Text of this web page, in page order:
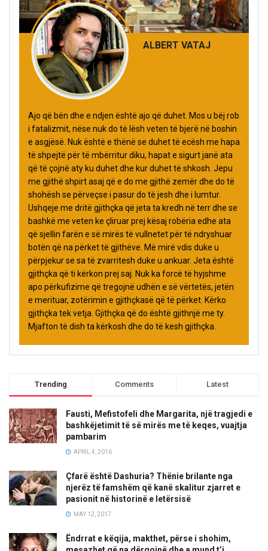
ALBERT VATAJ
Ajo që bën dhe e ndjen është ajo që duhet. Mos u bëj rob
i fatalizmit, nëse nuk do të lësh veten të bjerë në boshin
e asgjësë. Nuk është e thënë se duhet të ecësh me hapa
të shpejtë për të mbërritur diku, hapat e sigurt janë ata
që të çojnë aty ku duhet dhe kur duhet të shkosh. Jepu
me gjithë shpirt asaj që e do me gjithë zemër dhe do të
shohësh se përveçse i pasur do të jesh dhe i lumtur.
Ushqeje me dritë gjithçka që jeta ta kredh në terr dhe se
bashkë me veten ke çliruar prej kësaj robëria edhe ata
që sjellin farën e së mirës të vullnetet për të ndryshuar
botën që na përket të gjithëve. Më mirë vdis duke u
përpjekur se sa të zvarritesh duke u ankuar. Jeta është
gjithçka që ti kërkon prej saj. Nuk ka forcë të hyjshme
apo përkufizime që tregojnë udhën e së vërtetës, jetën
e merituar, zotërimin e gjithçkasë që të përket. Kërko
gjithçka tek vetja. Gjithçka që do është gjithnjë me ty.
Mjafton të dish ta kërkosh dhe do të kesh gjithçka.
Trending Comments Latest
Fausti, Mefistofeli dhe Margarita, një tragjedi e
bashkëjetimit të së mirës me të keqes, vuajtja
pambarim
APRIL 4, 2016
Çfarë është Dashuria? Thënie brilante nga
njerëz të famshëm që kanë skalitur zjarret e
pasionit në historinë e letërsisë
MAY 12, 2017
Ëndrrat e këqija, makthet, përse i shohim,